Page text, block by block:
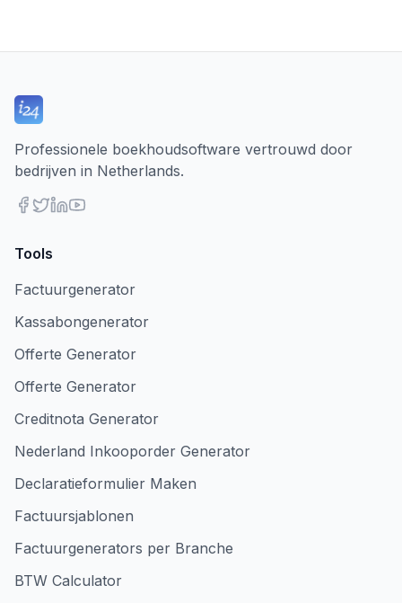
Professionele boekhoudsoftware vertrouwd door
bedrijven in Netherlands.
Tools
Factuurgenerator
Kassabongenerator
Offerte Generator
Offerte Generator
Creditnota Generator
Nederland Inkooporder Generator
Declaratieformulier Maken
Factuursjablonen
Factuurgenerators per Branche
BTW Calculator